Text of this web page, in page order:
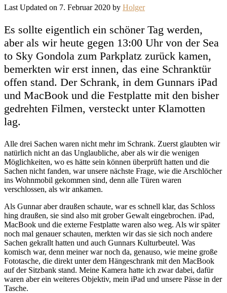
Last Updated on 7. Februar 2020 by Holger
Es sollte eigentlich ein schöner Tag werden,
aber als wir heute gegen 13:00 Uhr von der Sea
to Sky Gondola zum Parkplatz zurück kamen,
bemerkten wir erst innen, das eine Schranktür
offen stand. Der Schrank, in dem Gunnars iPad
und MacBook und die Festplatte mit den bisher
gedrehten Filmen, versteckt unter Klamotten
lag.
Alle drei Sachen waren nicht mehr im Schrank. Zuerst glaubten wir
natürlich nicht an das Unglaubliche, aber als wir die wenigen
Möglichkeiten, wo es hätte sein können überprüft hatten und die
Sachen nicht fanden, war unsere nächste Frage, wie die Arschlöcher
ins Wohnmobil gekommen sind, denn alle Türen waren
verschlossen, als wir ankamen.
Als Gunnar aber draußen schaute, war es schnell klar, das Schloss
hing draußen, sie sind also mit grober Gewalt eingebrochen. iPad,
MacBook und die externe Festplatte waren also weg. Als wir später
noch mal genauer schauten, merkten wir das sie sich noch andere
Sachen gekrallt hatten und auch Gunnars Kulturbeutel. Was
komisch war, denn meiner war noch da, genauso, wie meine große
Fototasche, die direkt unter dem Hängeschrank mit den MacBook
auf der Sitzbank stand. Meine Kamera hatte ich zwar dabei, dafür
waren aber ein weiteres Objektiv, mein iPad und unsere Pässe in der
Tasche.